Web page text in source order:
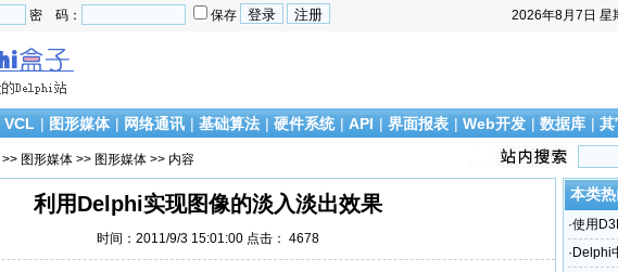
2026年8月7日 星
密 码： 保存
VCL | 图形媒体 | 网络通讯 | 基础算法 | 硬件系统 | API | 界面报表 | Web开发 | 数据库 | 其
>> 图形媒体 >> 图形媒体 >> 内容
利用Delphi实现图像的淡入淡出效果
时间：2011/9/3 15:01:00 点击： 4678
本类
·使用
· Delphi